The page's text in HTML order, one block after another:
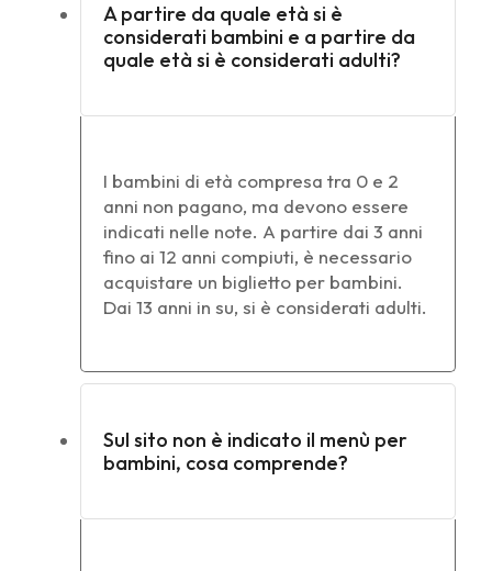
A partire da quale età si è
considerati bambini e a partire da
quale età si è considerati adulti?
I bambini di età compresa tra 0 e 2
anni non pagano, ma devono essere
indicati nelle note. A partire dai 3 anni
fino ai 12 anni compiuti, è necessario
acquistare un biglietto per bambini.
Dai 13 anni in su, si è considerati adulti.
Sul sito non è indicato il menù per
bambini, cosa comprende?